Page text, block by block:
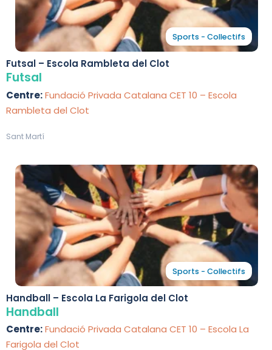
Sports - Collectifs
Futsal – Escola Rambleta del Clot
Futsal
Centre:Fundació Privada Catalana CET 10 – Escola
Rambleta del Clot
Sant Martí
Sports - Collectifs
Handball – Escola La Farigola del Clot
Handball
Centre:Fundació Privada Catalana CET 10 – Escola La
Farigola del Clot